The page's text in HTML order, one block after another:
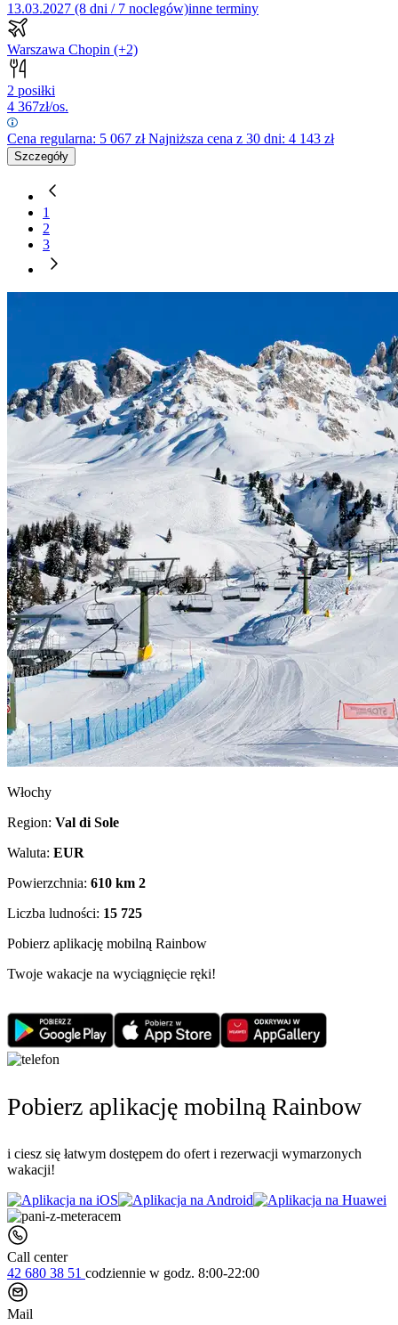
13.03.2027 (8 dni / 7 noclegów)inne terminy
Warszawa Chopin (+2)
2 posiłki
4 367zł/os.
Cena regularna: 5 067 złNajniższa cena z 30 dni: 4 143 zł
Szczegóły
1
2
3
Włochy
Region: Val di Sole
Waluta: EUR
Powierzchnia: 610 km 2
Liczba ludności: 15 725
Pobierz aplikację mobilną Rainbow
Twoje wakacje na wyciągnięcie ręki!
Pobierz aplikację mobilną Rainbow
i ciesz się łatwym dostępem do ofert i rezerwacji wymarzonych
wakacji!
Call center
42 680 38 51 codziennie w godz. 8:00-22:00
Mail